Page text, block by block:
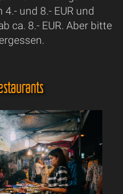
und 8.- EUR und
ca. 8.- EUR. Aber bitte